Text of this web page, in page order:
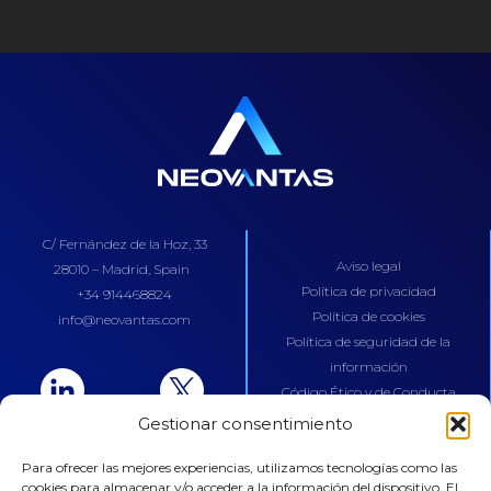
Gestionar consentimiento
Para ofrecer las mejores experiencias, utilizamos tecnologías como las
cookies para almacenar y/o acceder a la información del dispositivo. El
C/ Fernández de la Hoz, 33
28010 – Madrid, Spain
+34 914468824
info@neovantas.com
Aviso legal
Política de privacidad
Política de cookies
Política de seguridad de la
información
Código Ético y de Conducta